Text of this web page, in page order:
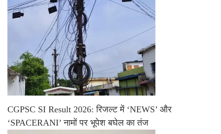
CGPSC SI Result 2026: रिजल्ट में ‘NEWS’ और
‘SPACERANI’ नामों पर भूपेश बघेल का तंज